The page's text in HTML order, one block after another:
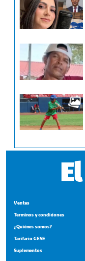
Ventas
Terminos y condiciones
¿Quiénes somos?
Tarifario GESE
Suplementos